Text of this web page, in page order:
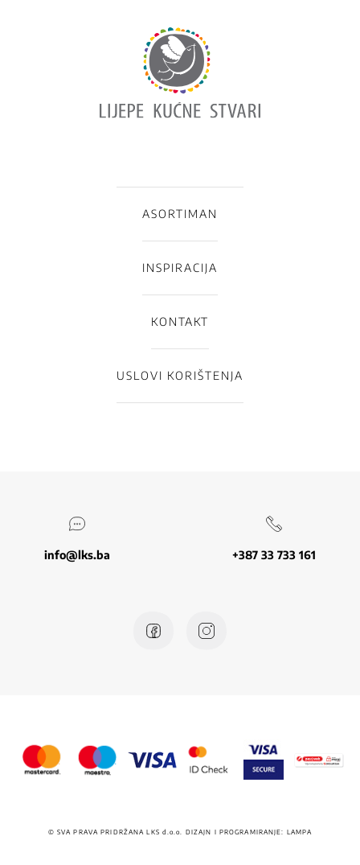
ASORTIMAN
INSPIRACIJA
KONTAKT
USLOVI KORIŠTENJA
info@lks.ba +387 33 733 161
© SVA PRAVA PRIDRŽANA LKS d.o.o. DIZAJN I PROGRAMIRANJE: LAMPA